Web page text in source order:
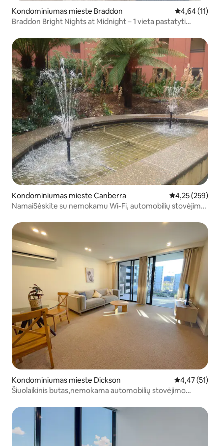
Kondominiumas mieste Braddon Vidutinis
4,64 (11)
Braddon Bright Nights at Midnight – 1 vieta pastatyti
Kondominiumas mieste Canberra Vidutinis
4,25 (259)
NamaiSėskite su nemokamu Wi-Fi, automobilių stovėjimo
Kondominiumas mieste Dickson Vidutinis
4,47 (51)
Šiuolaikinis butas,nemokama automobilių stovėjimo